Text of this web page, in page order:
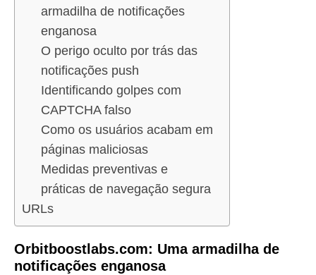
armadilha de notificações
enganosa
O perigo oculto por trás das
notificações push
Identificando golpes com
CAPTCHA falso
Como os usuários acabam em
páginas maliciosas
Medidas preventivas e
práticas de navegação segura
URLs
Orbitboostlabs.com: Uma armadilha de
notificações enganosa